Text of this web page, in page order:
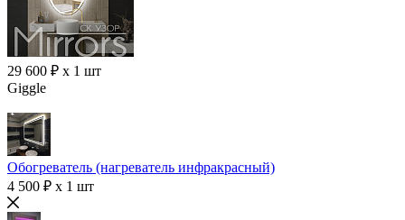
29 600 ₽ x 1 шт
Giggle
Обогреватель (нагреватель инфракрасный)
4 500 ₽ x 1 шт